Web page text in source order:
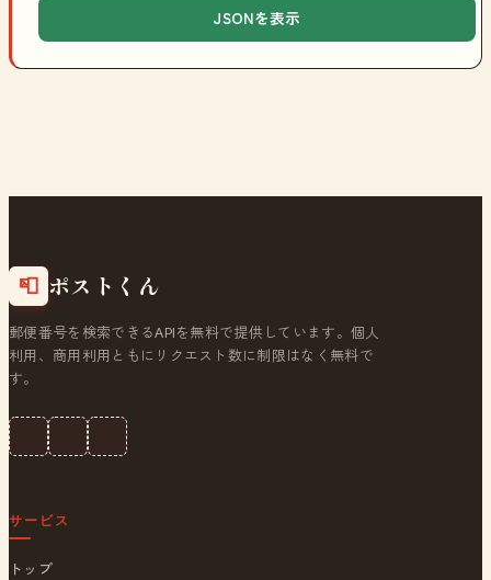
JSONを表示
📮 ポストくん
郵便番号を検索できるAPIを無料で提供しています。個人
利用、商用利用ともにリクエスト数に制限はなく無料で
す。
サービス
トップ